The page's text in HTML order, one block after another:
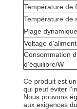
Température de
Température de
Plage
Voltage
Consommation
d'équilibre/W
Ce produit est
qui peut éviter
Nous pouvons
aux exigences